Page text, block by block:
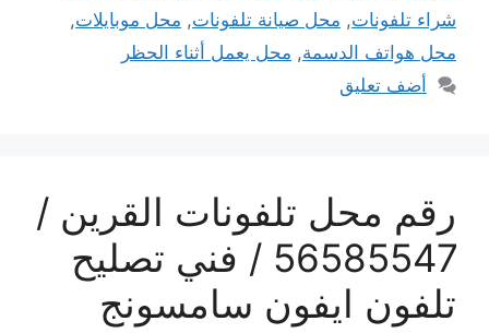
شراء تلفونات, محل صيانة تلفونات, محل موبايلات,
محل هواتف الدسمة, محل يعمل أثناء الحظر
أضف تعليق
رقم محل تلفونات القرين /
56585547 / فني تصليح
تلفون ايفون سامسونج